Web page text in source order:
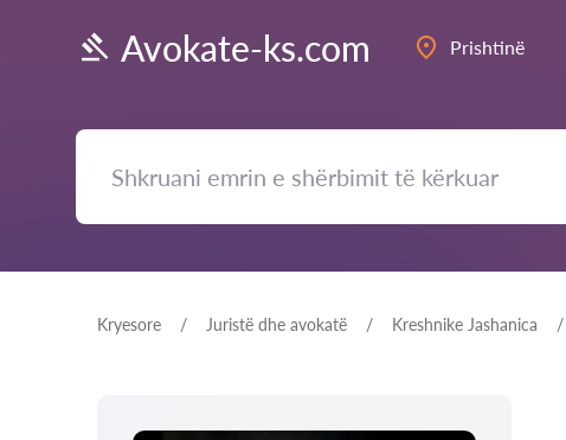
Avokate-ks.com Prishtinë
Kryesore Juristë dhe avokatë Kreshnike Jashanica